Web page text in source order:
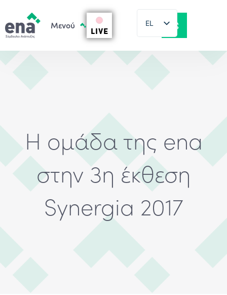
LIVE
EL
EN
Η ομάδα της ena
στην 3η έκθεση
Synergia 2017